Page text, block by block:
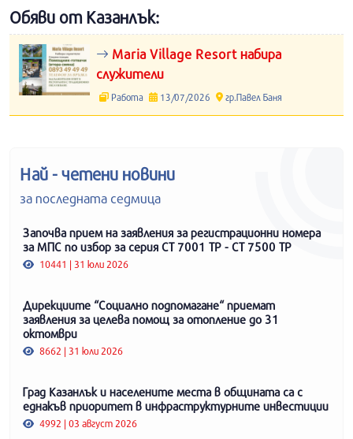
Обяви от Казанлък:
Maria Village Resort набира
служители
Работа 13/07/2026 гр.Павел Баня
Най - четени новини
за последната седмица
Започва прием на заявления за регистрационни номера
за МПС по избор за серия СТ 7001 ТР - СТ 7500 ТР
10441 | 31 юли 2026
Дирекциите “Социално подпомагане“ приемат
заявления за целева помощ за отопление до 31
октомври
8662 | 31 юли 2026
Град Казанлък и населените места в общината са с
еднакъв приоритет в инфраструктурните инвестиции
4992 | 03 август 2026